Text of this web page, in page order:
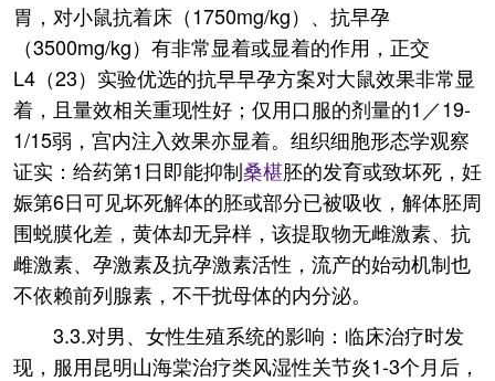
胃，对小鼠抗着床（1750mg/kg）、抗早孕
（3500mg/kg）有非常显着或显着的作用，正交
L4（23）实验优选的抗早早孕方案对大鼠效果非常显
着，且量效相关重现性好；仅用口服的剂量的1／19-
1/15弱，宫内注入效果亦显着。组织细胞形态学观察
证实：给药第1日即能抑制桑椹胚的发育或致坏死，妊
娠第6日可见坏死解体的胚或部分已被吸收，解体胚周
围蜕膜化差，黄体却无异样，该提取物无雌激素、抗
雌激素、孕激素及抗孕激素活性，流产的始动机制也
不依赖前列腺素，不干扰母体的内分泌。
3.3.对男、女性生殖系统的影响：临床治疗时发
现，服用昆明山海棠治疗类风湿性关节炎1-3个月后，